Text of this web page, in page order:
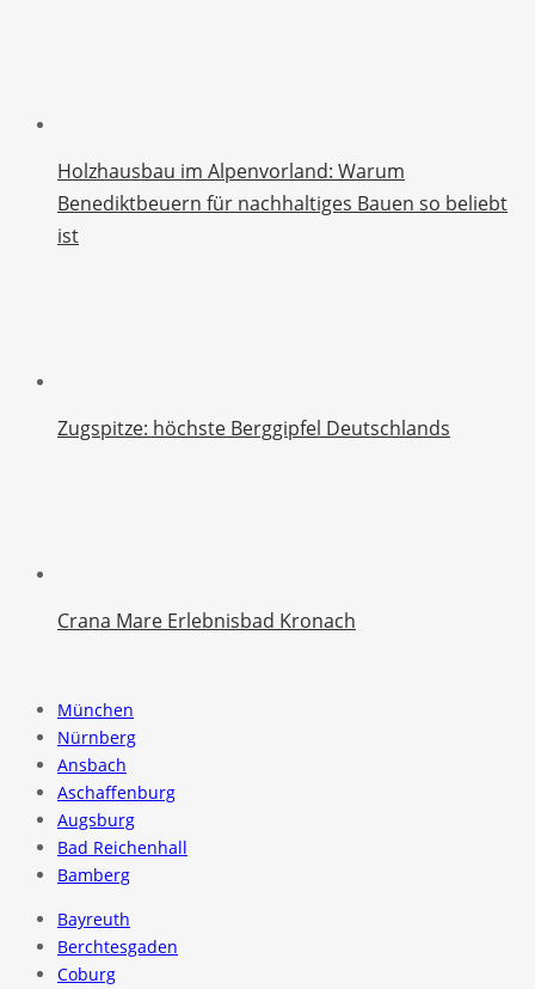
Holzhausbau im Alpenvorland: Warum
Benediktbeuern für nachhaltiges Bauen so beliebt
ist
Zugspitze: höchste Berggipfel Deutschlands
Crana Mare Erlebnisbad Kronach
München
Nürnberg
Ansbach
Aschaffenburg
Augsburg
Bad Reichenhall
Bamberg
Bayreuth
Berchtesgaden
Coburg